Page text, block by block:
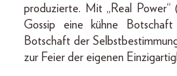
produzierte. Mit „Real
Gossip eine kühne
Botschaft der
zur Feier der eigenen